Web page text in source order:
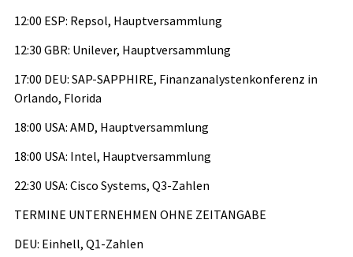
12:00 ESP: Repsol, Hauptversammlung
12:30 GBR: Unilever, Hauptversammlung
17:00 DEU: SAP-SAPPHIRE, Finanzanalystenkonferenz in
Orlando, Florida
18:00 USA: AMD, Hauptversammlung
18:00 USA: Intel, Hauptversammlung
22:30 USA: Cisco Systems, Q3-Zahlen
TERMINE UNTERNEHMEN OHNE ZEITANGABE
DEU: Einhell, Q1-Zahlen